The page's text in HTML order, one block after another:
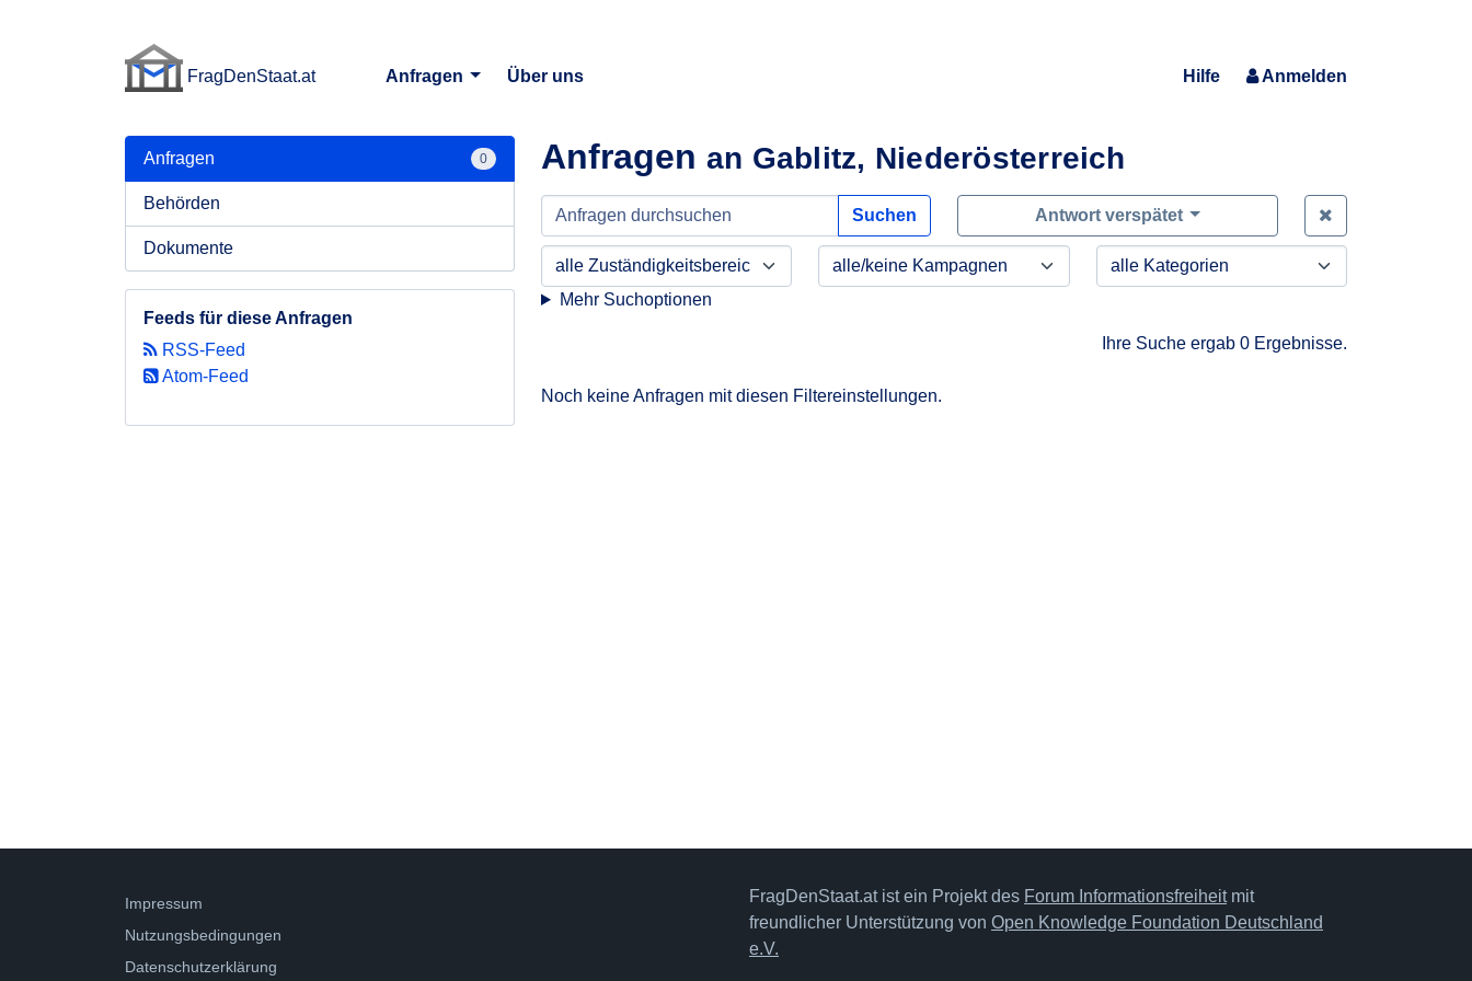
FragDenStaat.at
Anfragen
Über uns Hilfe Anmelden
Anfragen an Gablitz, Niederösterreich
Suchen Antwort verspätet
Mehr Suchoptionen
Ihre Suche ergab 0 Ergebnisse.
Noch keine Anfragen mit diesen Filtereinstellungen.
Anfragen 0
Behörden
Dokumente
Feeds für diese Anfragen
RSS-Feed
Atom-Feed
Impressum
Nutzungsbedingungen
Datenschutzerklärung
FragDenStaat.at ist ein Projekt des Forum Informationsfreiheitmit
freundlicher Unterstützung von Open Knowledge Foundation Deutschland
e.V.